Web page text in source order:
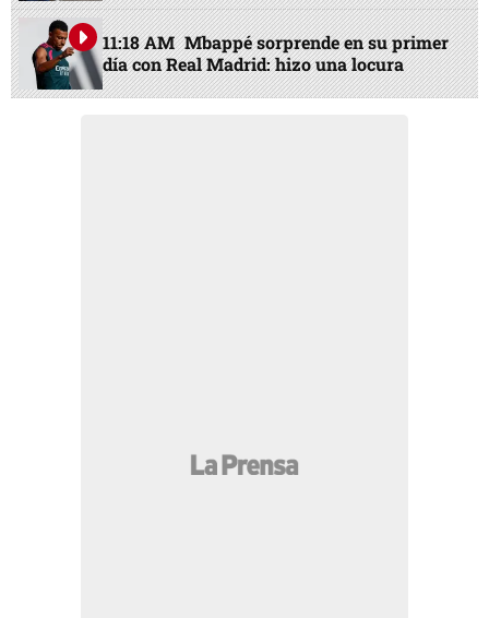
11:18 AM Mbappé sorprende en su primer
día con Real Madrid: hizo una locura